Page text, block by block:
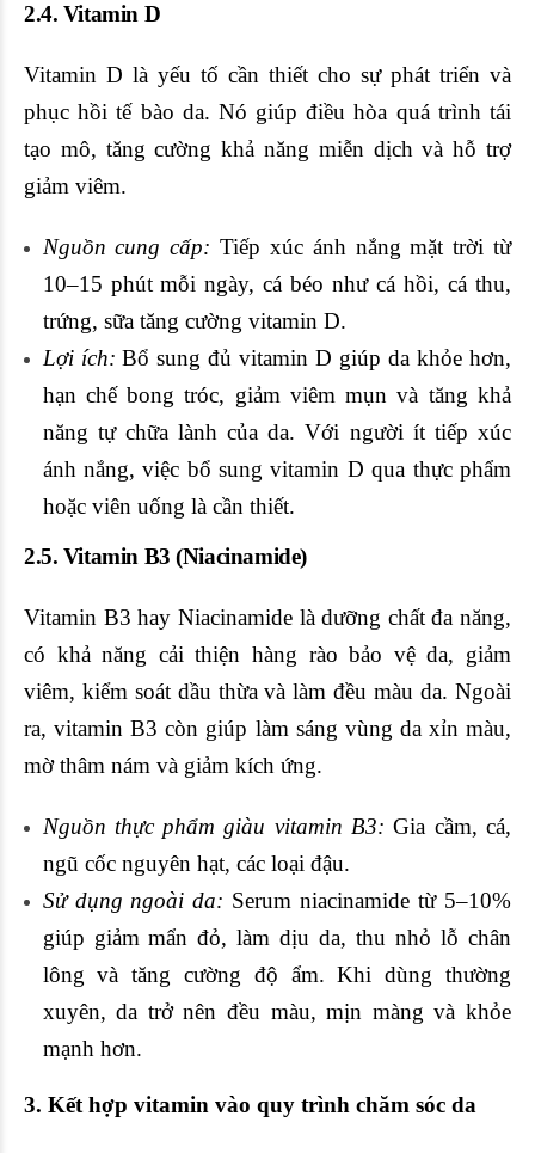
2.4. Vitamin D
Vitamin D là yếu tố cần thiết cho sự phát triển và
phục hồi tế bào da. Nó giúp điều hòa quá trình tái
tạo mô, tăng cường khả năng miễn dịch và hỗ trợ
giảm viêm.
Nguồn cung cấp:Tiếp xúc ánh nắng mặt trời từ
10–15 phút mỗi ngày, cá béo như cá hồi, cá thu,
trứng, sữa tăng cường vitamin D.
Lợi ích:Bổ sung đủ vitamin D giúp da khỏe hơn,
hạn chế bong tróc, giảm viêm mụn và tăng khả
năng tự chữa lành của da. Với người ít tiếp xúc
ánh nắng, việc bổ sung vitamin D qua thực phẩm
hoặc viên uống là cần thiết.
2.5. Vitamin B3 (Niacinamide)
Vitamin B3 hay Niacinamide là dưỡng chất đa năng,
có khả năng cải thiện hàng rào bảo vệ da, giảm
viêm, kiểm soát dầu thừa và làm đều màu da. Ngoài
ra, vitamin B3 còn giúp làm sáng vùng da xỉn màu,
mờ thâm nám và giảm kích ứng.
Nguồn thực phẩm giàu vitamin B3:Gia cầm, cá,
ngũ cốc nguyên hạt, các loại đậu.
Sử dụng ngoài da: Serum niacinamide từ 5–10%
giúp giảm mẩn đỏ, làm dịu da, thu nhỏ lỗ chân
lông và tăng cường độ ẩm. Khi dùng thường
xuyên, da trở nên đều màu, mịn màng và khỏe
mạnh hơn.
3. Kết hợp vitamin vào quy trình chăm sóc da